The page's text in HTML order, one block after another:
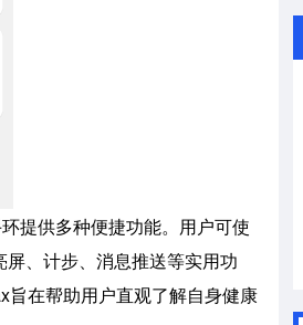
提供多种便捷功能。用户可使
、计步、消息推送等实用功
在帮助用户直观了解自身健康